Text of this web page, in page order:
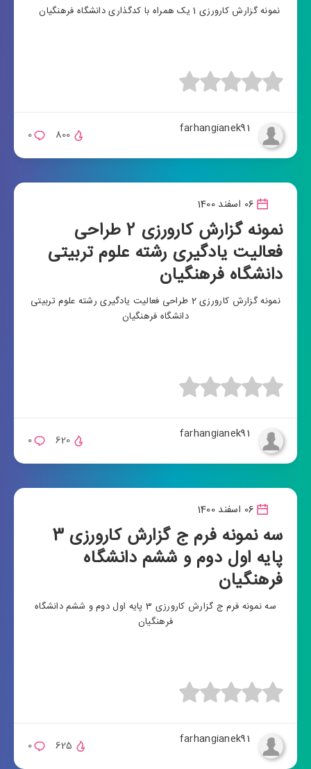
نمونه گزارش کارورزی 1 یک همراه با کدگذاری دانشگاه فرهنگیان
farhangianek91
0 800
06 اسفند 1400
نمونه گزارش کارورزی 2 طراحی
فعالیت یادگیری رشته علوم تربیتی
دانشگاه فرهنگیان
نمونه گزارش کارورزی 2 طراحی فعالیت یادگیری رشته علوم تربیتی
دانشگاه فرهنگیان
farhangianek91
0 620
06 اسفند 1400
سه نمونه فرم ج گزارش کارورزی 3
پایه اول دوم و ششم دانشگاه
فرهنگیان
سه نمونه فرم ج گزارش کارورزی 3 پایه اول دوم و ششم دانشگاه
فرهنگیان
farhangianek91
0 625